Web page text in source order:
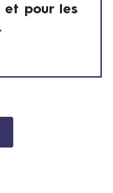
et pour les